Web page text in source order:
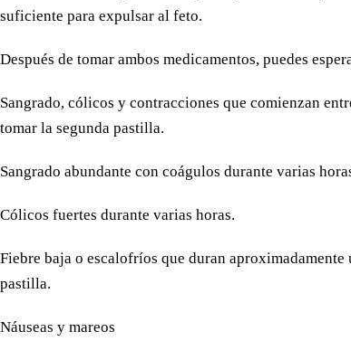
suficiente para expulsar al feto.
Después de tomar ambos medicamentos, puedes
Sangrado, cólicos y contracciones que comienzan
tomar la segunda pastilla.
Sangrado abundante con coágulos durante varias
Cólicos fuertes durante varias horas.
Fiebre baja o escalofríos que duran aproximadamente
pastilla.
Náuseas y mareos